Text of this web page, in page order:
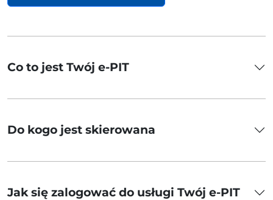
Co to jest Twój e-PIT
Do kogo jest skierowana
Jak się zalogować do usługi Twój e-PIT